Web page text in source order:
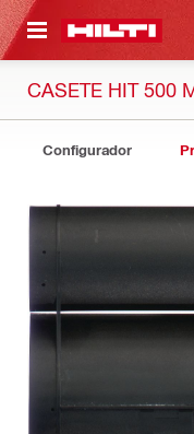
PRINCIPAL
CASETE HIT 500
Configurador